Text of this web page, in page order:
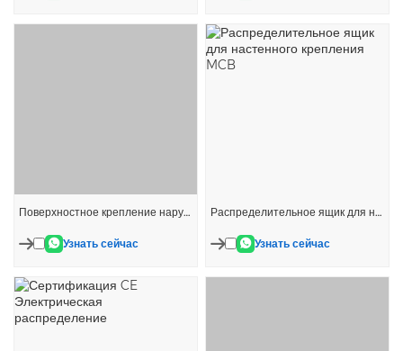
Поверхностное крепление наружного распределительного ящика
Узнать сейчас
Распределительное ящик для настенного крепления MCB
Узнать сейчас